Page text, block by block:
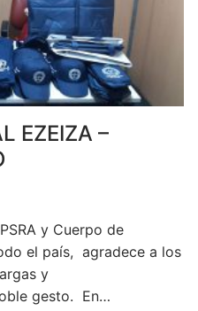
EZEIZA –
y Cuerpo de
el país, agradece a los
y
gesto. En…